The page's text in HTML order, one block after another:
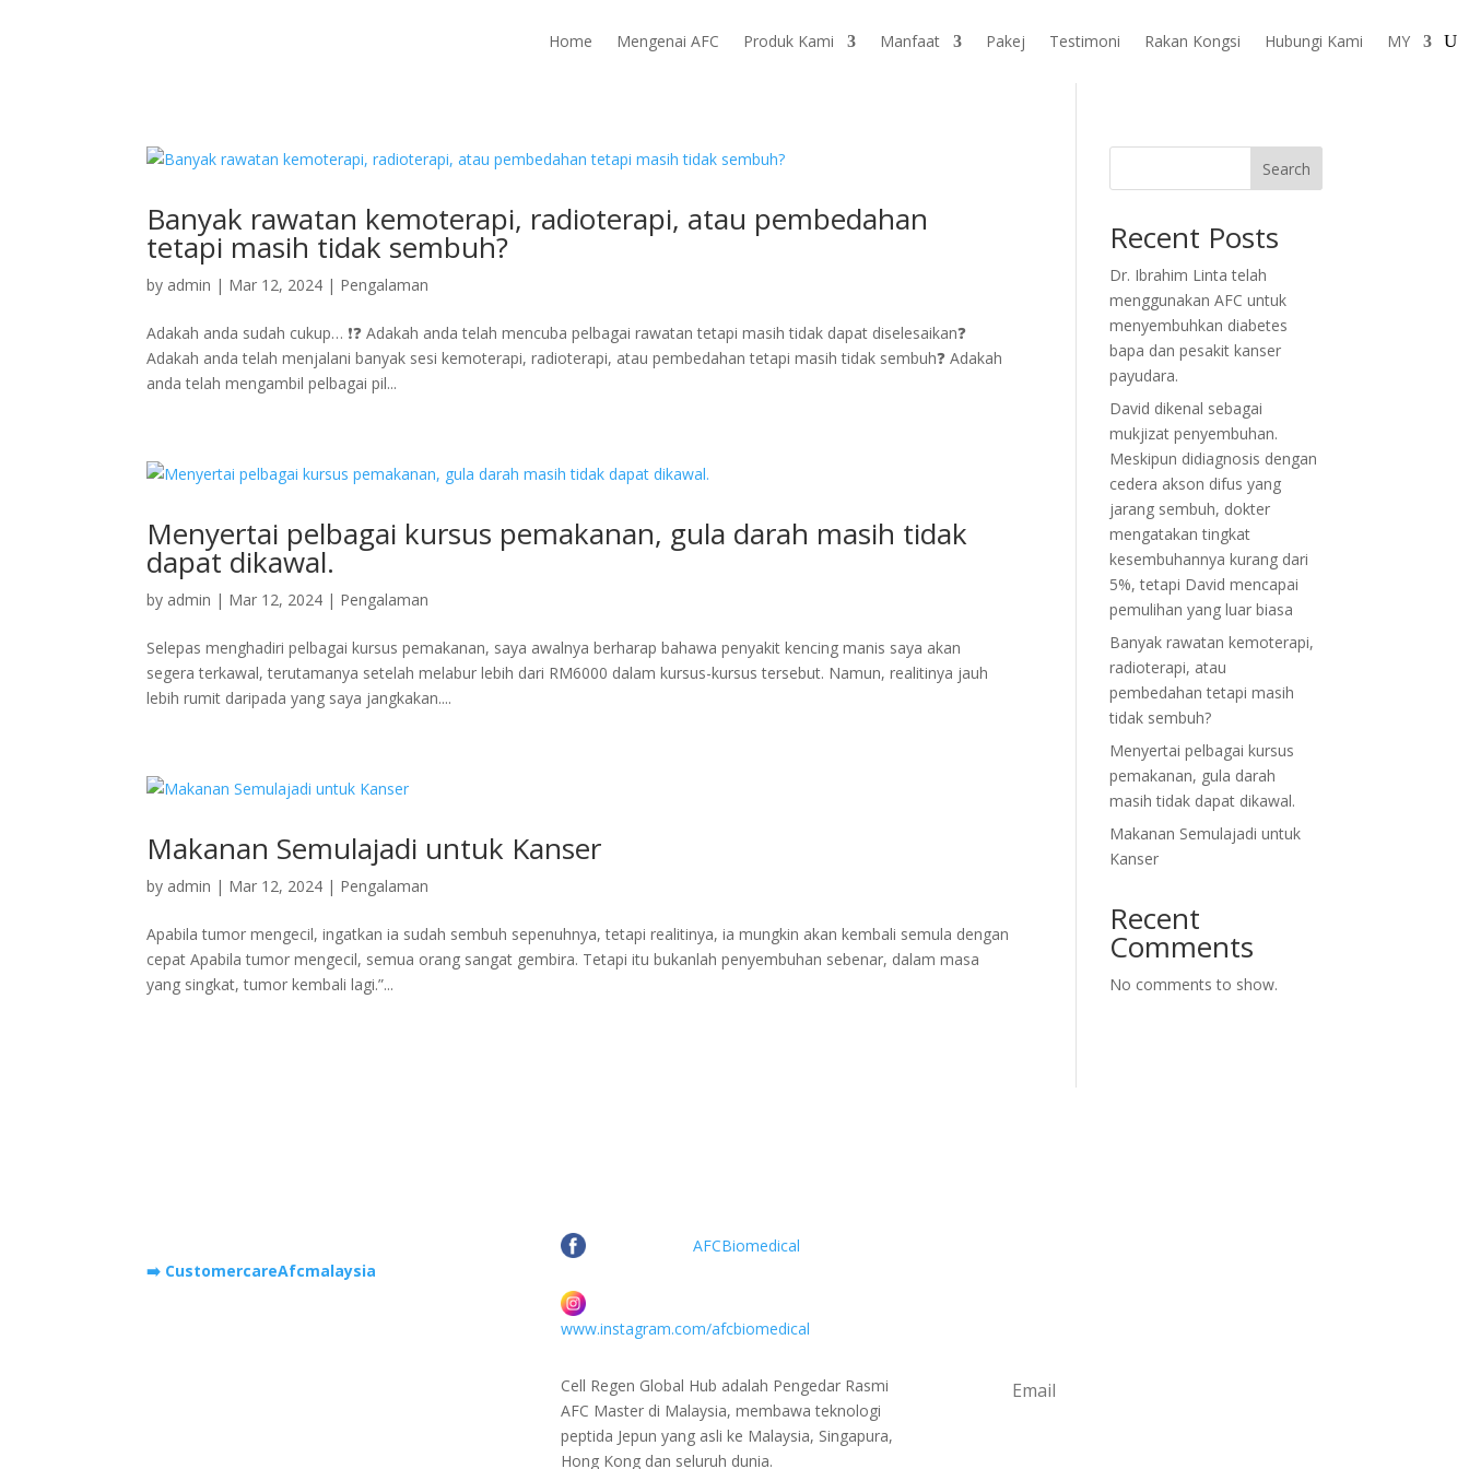
Home Mengenai AFC Produk Kami Manfaat Pakej Testimoni Rakan Kongsi Hubungi Kami MY
Banyak rawatan kemoterapi, radioterapi, atau pembedahan
tetapi masih tidak sembuh?
by admin | Mar 12, 2024 | Pengalaman
Adakah anda sudah cukup… ❗❓ Adakah anda telah mencuba pelbagai rawatan tetapi masih tidak dapat diselesaikan❓
Adakah anda telah menjalani banyak sesi kemoterapi, radioterapi, atau pembedahan tetapi masih tidak sembuh❓ Adakah
anda telah mengambil pelbagai pil...
Menyertai pelbagai kursus pemakanan, gula darah masih tidak
dapat dikawal.
by admin | Mar 12, 2024 | Pengalaman
Selepas menghadiri pelbagai kursus pemakanan, saya awalnya berharap bahawa penyakit kencing manis saya akan
segera terkawal, terutamanya setelah melabur lebih dari RM6000 dalam kursus-kursus tersebut. Namun, realitinya jauh
lebih rumit daripada yang saya jangkakan....
Makanan Semulajadi untuk Kanser
by admin | Mar 12, 2024 | Pengalaman
Apabila tumor mengecil, ingatkan ia sudah sembuh sepenuhnya, tetapi realitinya, ia mungkin akan kembali semula dengan
cepat Apabila tumor mengecil, semua orang sangat gembira. Tetapi itu bukanlah penyembuhan sebenar, dalam masa
yang singkat, tumor kembali lagi.”...
Search
Recent Posts
Dr. Ibrahim Linta telah
menggunakan AFC untuk
menyembuhkan diabetes
bapa dan pesakit kanser
payudara.
David dikenal sebagai
mukjizat penyembuhan.
Meskipun didiagnosis dengan
cedera akson difus yang
jarang sembuh, dokter
mengatakan tingkat
kesembuhannya kurang dari
5%, tetapi David mencapai
pemulihan yang luar biasa
Banyak rawatan kemoterapi,
radioterapi, atau
pembedahan tetapi masih
tidak sembuh?
Menyertai pelbagai kursus
pemakanan, gula darah
masih tidak dapat dikawal.
Makanan Semulajadi untuk
Kanser
Recent
Comments
No comments to show.
➡️ CustomercareAfcmalaysia
AFCBiomedical
www.instagram.com/afcbiomedical
Cell Regen Global Hub adalah Pengedar Rasmi
AFC Master di Malaysia, membawa teknologi
peptida Jepun yang asli ke Malaysia, Singapura,
Hong Kong dan seluruh dunia.